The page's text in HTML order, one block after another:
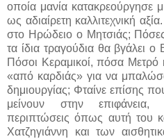
οποία μανία κατακρεούργησε
ως αδιαίρετη καλλιτεχνική
στο Ηρώδειο ο Μητσιάς;
τα ίδια τραγούδια θα βγάλει
Πόσοι Κεραμικοί, πόσα Μετρό
«από καρδιάς» για να
δημιουργίας; Φταίνε επίσης
μείνουν στην
περιπτώσεις όπως αυτή του
Χατζηγιάννη και των